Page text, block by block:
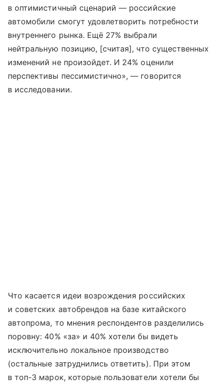
в оптимистичный сценарий — российские
автомобили смогут удовлетворить потребности
внутреннего рынка. Ещё 27% выбрали
нейтральную позицию, [считая], что существенных
изменений не произойдет. И 24% оценили
перспективы пессимистично», — говорится
в исследовании.
Что касается идеи возрождения российских
и советских автобрендов на базе китайского
автопрома, то мнения респондентов разделились
поровну: 40% «за» и 40% хотели бы видеть
исключительно локальное производство
(остальные затруднились ответить). При этом
в топ-3 марок, которые пользователи хотели бы